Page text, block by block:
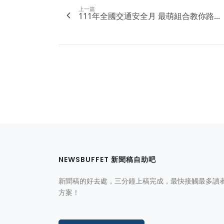
上一篇
111年全國交通安全月 最萌組合教你路...
NEWSBUFFET 新聞稿自助吧
新聞稿的好去處，三分鐘上稿完成，最快接觸最多讀
方案！